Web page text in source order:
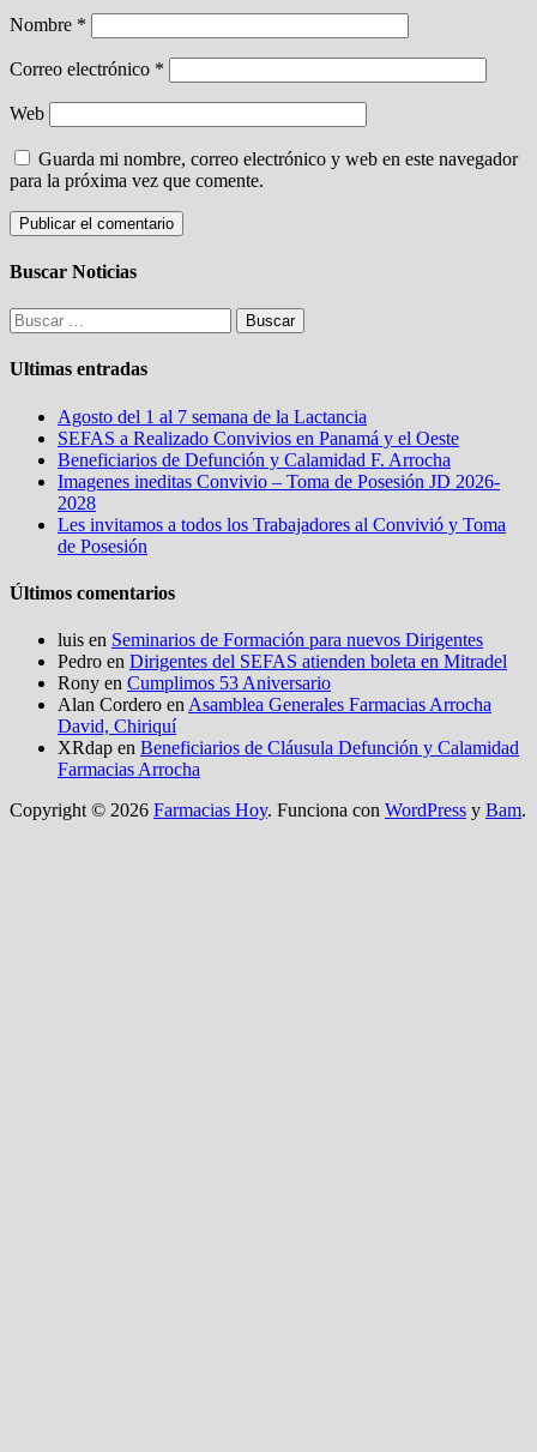
Nombre *
Correo electrónico *
Web
Guarda mi nombre, correo electrónico y web en este navegador
para la próxima vez que comente.
Buscar Noticias
Buscar:
Ultimas entradas
Agosto del 1 al 7 semana de la Lactancia
SEFAS a Realizado Convivios en Panamá y el Oeste
Beneficiarios de Defunción y Calamidad F. Arrocha
Imagenes ineditas Convivio – Toma de Posesión JD 2026-
2028
Les invitamos a todos los Trabajadores al Convivió y Toma
de Posesión
Últimos comentarios
luis en Seminarios de Formación para nuevos Dirigentes
Pedro en Dirigentes del SEFAS atienden boleta en Mitradel
Rony en Cumplimos 53 Aniversario
Alan Cordero en Asamblea Generales Farmacias Arrocha
David, Chiriquí
XRdap en Beneficiarios de Cláusula Defunción y Calamidad
Farmacias Arrocha
Copyright © 2026 Farmacias Hoy. Funciona con WordPress y Bam.